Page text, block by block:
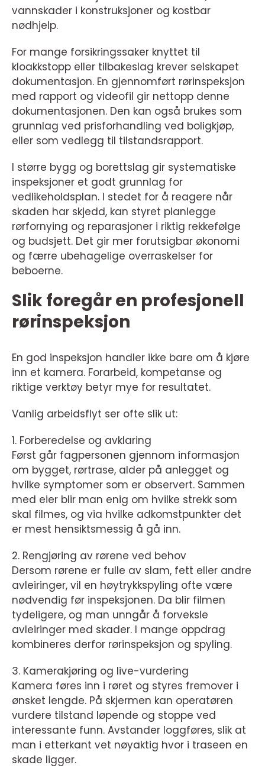
vannskader i konstruksjoner og kostbar
nødhjelp.
For mange forsikringssaker knyttet til
kloakkstopp eller tilbakeslag krever selskapet
dokumentasjon. En gjennomført rørinspeksjon
med rapport og videofil gir nettopp denne
dokumentasjonen. Den kan også brukes som
grunnlag ved prisforhandling ved boligkjøp,
eller som vedlegg til tilstandsrapport.
I større bygg og borettslag gir systematiske
inspeksjoner et godt grunnlag for
vedlikeholdsplan. I stedet for å reagere når
skaden har skjedd, kan styret planlegge
rørfornying og reparasjoner i riktig rekkefølge
og budsjett. Det gir mer forutsigbar økonomi
og færre ubehagelige overraskelser for
beboerne.
Slik foregår en profesjonell
rørinspeksjon
En god inspeksjon handler ikke bare om å kjøre
inn et kamera. Forarbeid, kompetanse og
riktige verktøy betyr mye for resultatet.
Vanlig arbeidsflyt ser ofte slik ut:
1. Forberedelse og avklaring
Først går fagpersonen gjennom informasjon
om bygget, rørtrase, alder på anlegget og
hvilke symptomer som er observert. Sammen
med eier blir man enig om hvilke strekk som
skal filmes, og via hvilke adkomstpunkter det
er mest hensiktsmessig å gå inn.
2. Rengjøring av rørene ved behov
Dersom rørene er fulle av slam, fett eller andre
avleiringer, vil en høytrykkspyling ofte være
nødvendig før inspeksjonen. Da blir filmen
tydeligere, og man unngår å forveksle
avleiringer med skader. I mange oppdrag
kombineres derfor rørinspeksjon og spyling.
3. Kamerakjøring og live-vurdering
Kamera føres inn i røret og styres fremover i
ønsket lengde. På skjermen kan operatøren
vurdere tilstand løpende og stoppe ved
interessante funn. Avstander loggføres, slik at
man i etterkant vet nøyaktig hvor i traseen en
skade ligger.